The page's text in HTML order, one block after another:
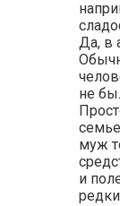
Да, в
не
муж
и